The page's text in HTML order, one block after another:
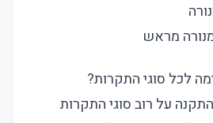
מראש
לכל סוגי התקרות?
על רוב סוגי התקרות